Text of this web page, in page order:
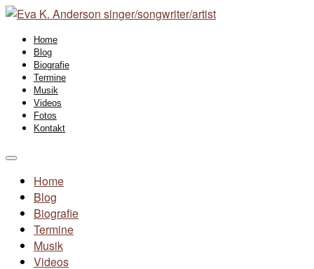
Home
Blog
Biografie
Termine
Musik
Videos
Fotos
Kontakt
Home
Blog
Biografie
Termine
Musik
Videos